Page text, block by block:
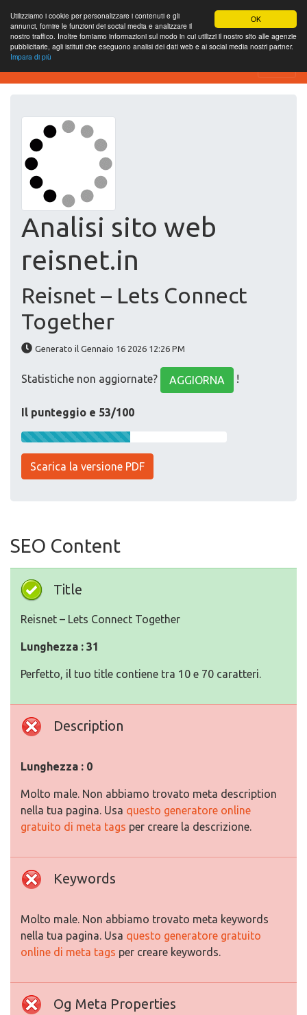
OK
Utilizziamo i cookie per personalizzare i contenuti e gli
annunci, fornire le funzioni dei social media e analizzare il
nostro traffico. Inoltre forniamo informazioni sul modo in cui utilizzi il nostro sito alle agenzie
pubblicitarie, agli istituti che eseguono analisi dei dati web e ai social media nostri partner.
Impara di più
Free SEO Testing Tool
Analisi sito web
reisnet.in
Reisnet – Lets Connect
Together
Generato il Gennaio 16 2026 12:26 PM
Statistiche non aggiornate? AGGIORNA !
Il punteggio e 53/100
Scarica la versione PDF
SEO Content
Title
Reisnet – Lets Connect Together
Lunghezza : 31
Perfetto, il tuo title contiene tra 10 e 70 caratteri.
Description
Lunghezza : 0
Molto male. Non abbiamo trovato meta description
nella tua pagina. Usa questo generatore online
gratuito di meta tags per creare la descrizione.
Keywords
Molto male. Non abbiamo trovato meta keywords
nella tua pagina. Usa questo generatore gratuito
online di meta tags per creare keywords.
Og Meta Properties